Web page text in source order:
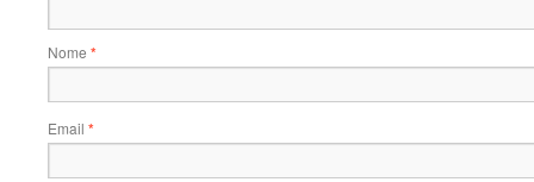
Nome *
Email *